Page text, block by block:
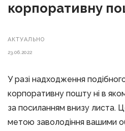
корпоративну
АКТУАЛЬНО
23.06.2022
У разі надходження
корпоративну пошту ні в
за посиланням внизу листа.
метою заволодіння вашими